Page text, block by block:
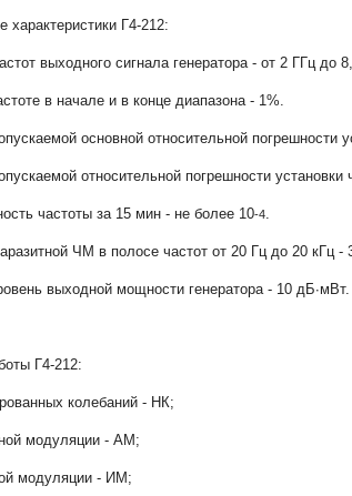
характеристики Г4-212:
выходного сигнала генератора - от 2 ГГц до
в начале и в конце диапазона - 1%.
основной относительной погрешности
относительной погрешности
частоты за 15 мин - не более 10-4.
ЧМ в полосе частот от 20 Гц до 20 кГц -
выходной мощности генератора - 10 дБ∙мВт.
Г4-212:
колебаний - НК;
модуляции - АМ;
модуляции - ИМ;